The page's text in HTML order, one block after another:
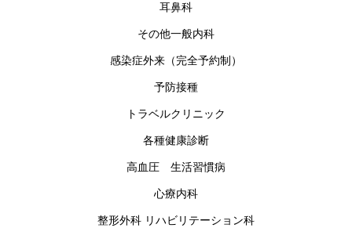
耳鼻科
その他一般内科
感染症外来（完全予約制）
予防接種
トラベルクリニック
各種健康診断
高血圧 生活習慣病
心療内科
整形外科 リハビリテーション科